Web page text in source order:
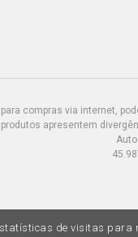
compras via internet,
produtos apresentem
de visitas para